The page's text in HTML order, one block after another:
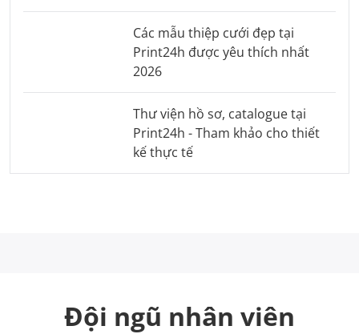
Các mẫu thiệp cưới đẹp tại
Print24h được yêu thích nhất
2026
Thư viện hồ sơ, catalogue tại
Print24h - Tham khảo cho thiết
kế thực tế
Đội ngũ nhân viên